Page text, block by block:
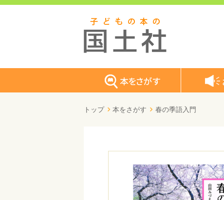
トップ 本をさがす 春の季語入門